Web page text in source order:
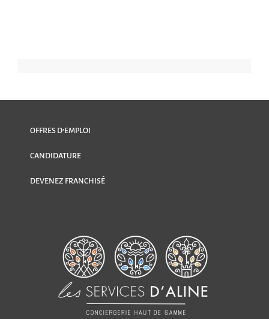
OFFRES D’EMPLOI
CANDIDATURE
DEVENEZ FRANCHISÉ